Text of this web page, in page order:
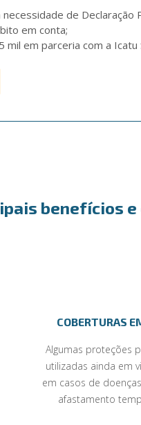
de Declaração
em conta;
mil em parceria com a Icatu
benefícios
COBERTURAS
Algumas proteções
utilizadas ainda em
em casos de
afastamento